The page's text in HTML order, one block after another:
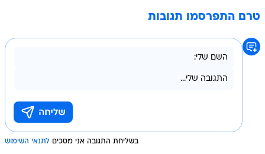
טרם התפרסמו תגובות
בשליחת התגובה אני מסכים לתנאי השימוש